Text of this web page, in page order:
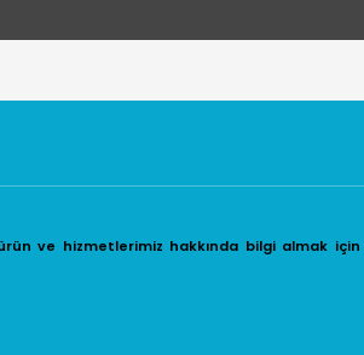
ürün ve hizmetlerimiz hakkında bilgi almak